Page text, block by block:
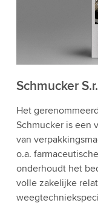
Schmucker
Het
Schmucker is een
van
o.a.
onderhoudt het
volle zakelijke